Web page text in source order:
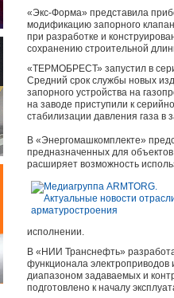
«Экс-Форма» представила
модификацию запорного
при разработке и
сохранению строительной
«ТЕРМОБРЕСТ» запустил в
Средний срок службы новых
запорного устройства на
на заводе приступили к
стабилизации давления газа в
В «Энергомашкомплекте»
предназначенных для
расширяет возможность
исполнении.
В «НИИ Транснефть»
функционала
диапазоном задаваемых и
подготовлено к началу